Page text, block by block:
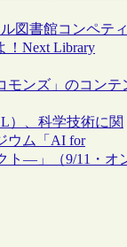
図書館コンペティ
！Next Library
モンズ」のコンテ
）、科学技術に関
ウム「AI for
ト―」（9/11・オ